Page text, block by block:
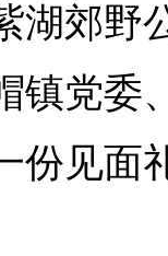
湖郊野
镇党委
份见